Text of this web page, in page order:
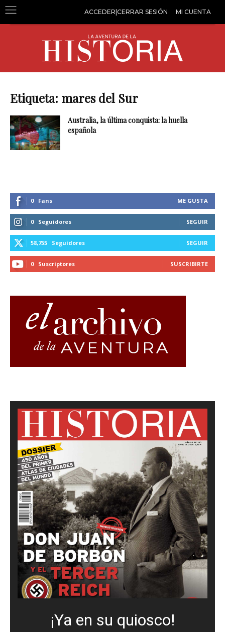
ACCEDER|CERRAR SESIÓN MI CUENTA
Etiqueta: mares del Sur
Australia, la última conquista: la huella
española
0 Fans ME GUSTA
0 Seguidores SEGUIR
58,755 Seguidores SEGUIR
0 Suscriptores SUSCRIBIRTE
¡Ya en su quiosco!